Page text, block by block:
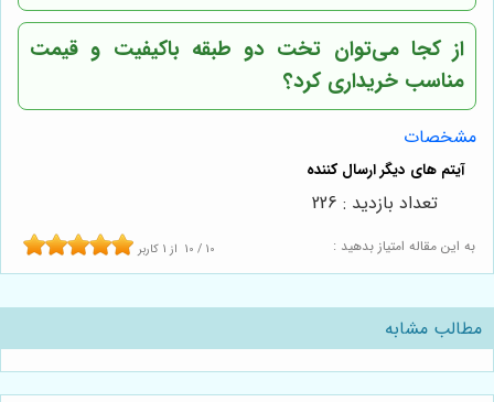
از کجا می‌توان تخت دو طبقه باکیفیت و قیمت
مناسب خریداری کرد؟
مشخصات
به این مقاله امتیاز بدهید : 10 / 10 از 1 کاربر
تعداد بازدید : 226
مطالب مشابه